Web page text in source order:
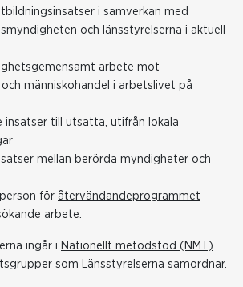
i samverkan med
och länsstyrelserna i aktuell
arbete mot
människohandel i arbetslivet på
insatser till utsatta, utifrån lokala
mellan berörda myndigheter och
för återvändandeprogrammet
arbete.
ingår i Nationellt metodstöd (NMT)
som Länsstyrelserna samordnar.